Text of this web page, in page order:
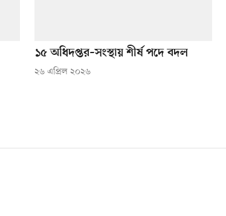
১৫ অধিদপ্তর–সংস্থায় শীর্ষ পদে বদল
২৬ এপ্রিল ২০২৬